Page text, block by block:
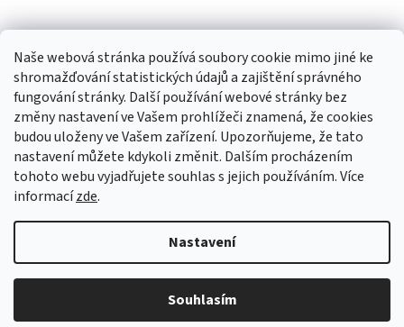
Naše webová stránka používá soubory cookie mimo jiné ke
shromažďování statistických údajů a zajištění správného
fungování stránky. Další používání webové stránky bez
změny nastavení ve Vašem prohlížeči znamená, že cookies
budou uloženy ve Vašem zařízení. Upozorňujeme, že tato
nastavení můžete kdykoli změnit. Dalším procházením
tohoto webu vyjadřujete souhlas s jejich používáním. Více
informacízde.
Nastavení
Souhlasím
TIk Tok Instagram Facebook
Vytvořil Shoptet
Copyright 2026Babyom. Všechna práva vyhrazena.Upravit
nastavení cookies